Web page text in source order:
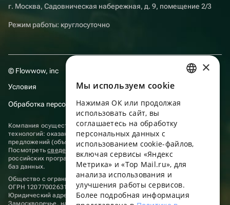
г. Москва, Садовническая набережная, д. 9, помещение 2/3
Режим работы: круглосуточно
© Flowwow, inc
Условия
Обработка персональных данных
Компания осуществляет деятельность в области информационных
технологий: оказание услуг в сети “Интернет” по размещению
предложений (объявлений) продавцов о реализации товаров.
Посмотретьсведения о программах
, включенных в реестр
российских программ для электронных вычислительных машин и
баз данных.
Общество с ограниченной ответственностью «ФЛАУВАУ»
ОГРН 1207700263198, ИНН 9702020445
Юридический адрес: г. Москва, вн.тер. г. Муниципальный округ
Замоскворечье, наб. Садовническая, д. 9, помещ. 2/3.
ENGLISH
UKRAINIAN
PORTUGUESE
×
Мы используем сookie
Нажимая ОК или продолжая
использовать сайт, вы
соглашаетесь на обработку
персональных данных с
использованием cookie-файлов,
включая сервисы «Яндекс
Метрика» и «Top Mail.ru», для
анализа использования и
улучшения работы сервисов.
Более подробная информация